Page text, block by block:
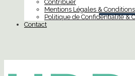
Contribuer
Mentions Légales &
Politique de Confidentialité &
Contact